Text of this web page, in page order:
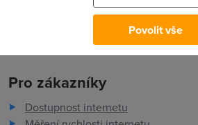
Pro zákazníky
Dostupnost internetu
Povolit vše